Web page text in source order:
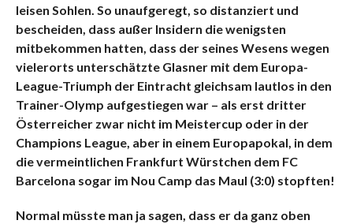
leisen Sohlen. So unaufgeregt, so distanziert und
bescheiden, dass außer Insidern die wenigsten
mitbekommen hatten, dass der seines Wesens wegen
vielerorts unterschätzte Glasner mit dem Europa-
League-Triumph der Eintracht gleichsam lautlos in den
Trainer-Olymp aufgestiegen war – als erst dritter
Österreicher zwar nicht im Meistercup oder in der
Champions League, aber in einem Europapokal, in dem
die vermeintlichen Frankfurt Würstchen dem FC
Barcelona sogar im Nou Camp das Maul (3:0) stopften!
Normal müsste man ja sagen, dass er da ganz oben